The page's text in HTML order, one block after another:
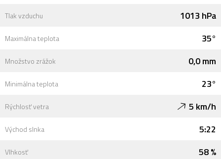
Tlak vzduchu 1013 hPa
Maximálna teplota 35°
Množstvo zrážok 0,0 mm
Minimálna teplota 23°
Rýchlosť vetra 5 km/h
Východ slnka 5:22
Vlhkosť 58 %